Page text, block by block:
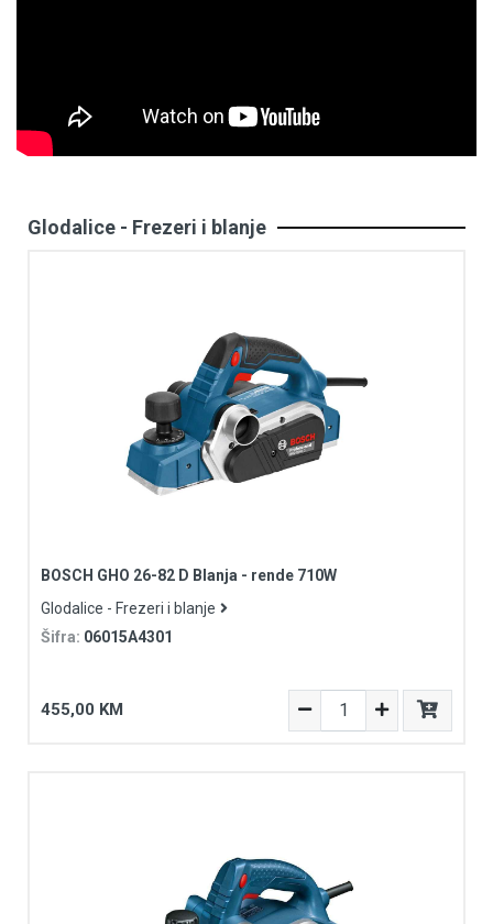
Glodalice - Frezeri i blanje
BOSCH GHO 26-82 D Blanja - rende 710W
Glodalice - Frezeri i blanje
Šifra: 06015A4301
455,00 KM